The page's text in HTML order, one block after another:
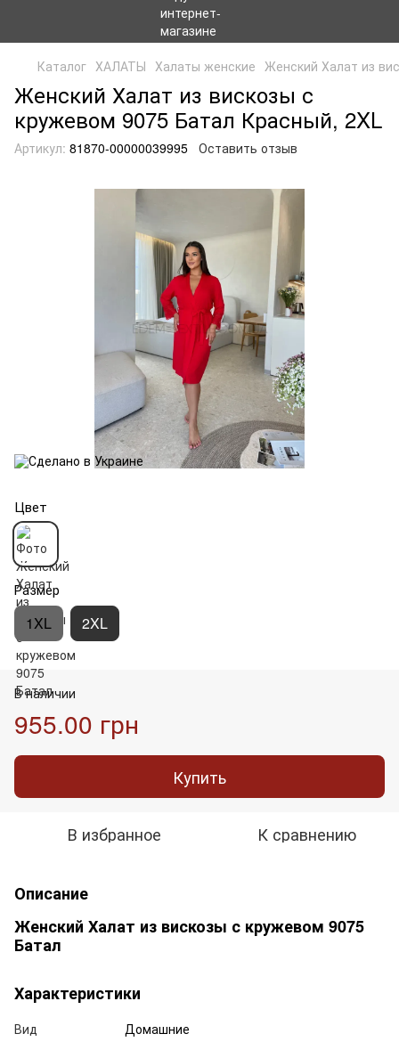
Каталог ХАЛАТЫ Халаты женские Женский Халат из
Женский Халат из вискозы с
кружевом 9075 Батал Красный, 2XL
Артикул: 81870-00000039995 Оставить отзыв
Цвет
Размер
1XL 2XL
В наличии
955.00 грн
Купить
В избранное К сравнению
Описание
Женский Халат из вискозы с кружевом 9075
Батал
Характеристики
Вид
Домашние